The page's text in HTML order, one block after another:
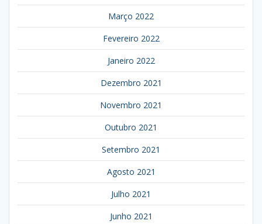
Março 2022
Fevereiro 2022
Janeiro 2022
Dezembro 2021
Novembro 2021
Outubro 2021
Setembro 2021
Agosto 2021
Julho 2021
Junho 2021